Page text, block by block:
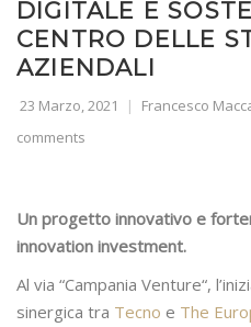
DIGITALE E
CENTRO DELLE
AZIENDALI
23 Marzo, 2021 Francesco
comments
Un progetto innovativo e
innovation investment.
Al via “Campania Venture“,
sinergica tra Tecno e The